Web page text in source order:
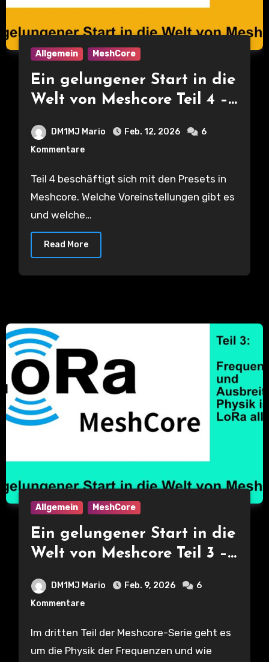
Allgemein MeshCore
Ein gelungener Start in die
Welt von Meshcore Teil 4 –
welche Presets gibt es und
werden?
DM1MJ Mario Feb. 12, 2026
6
Kommentare
Teil 4 beschäftigt sich mit den Presets in
Meshcore. Welche Voreinstellungen gibt es
und welche…
Read More
Allgemein MeshCore
Ein gelungener Start in die
Welt von Meshcore Teil 3 –
Ausbreitung – Physik ist
DM1MJ Mario Feb. 9, 2026
6
Kommentare
Im dritten Teil der Meshcore-Serie geht es
um die Physik der Frequenzen und wie